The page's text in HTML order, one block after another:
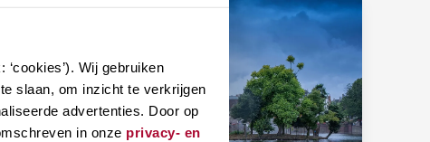
Wij gebruiken
slaan, om inzicht te verkrijgen
advertenties. Door op
in onze privacy- en